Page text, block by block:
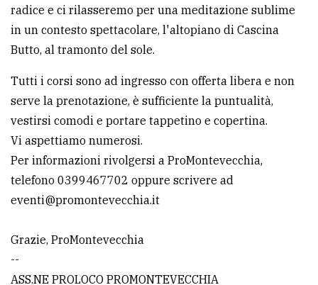
policy
radice e ci rilasseremo per una meditazione sublime
in un contesto spettacolare, l'altopiano di Cascina
Butto, al tramonto del sole.
Tutti i corsi sono ad ingresso con offerta libera e non
serve la prenotazione, è sufficiente la puntualità,
vestirsi comodi e portare tappetino e copertina.
Vi aspettiamo numerosi.
Per informazioni rivolgersi a ProMontevecchia,
telefono 0399467702 oppure scrivere ad
eventi@promontevecchia.it
Grazie, ProMontevecchia
--
ASS.NE PROLOCO PROMONTEVECCHIA